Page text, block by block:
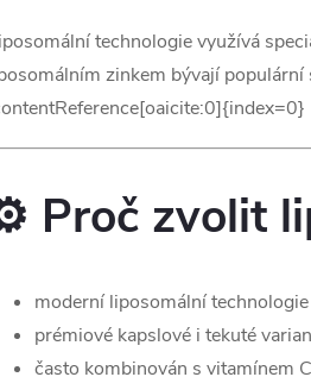
technologie využívá
zinkem bývají
Proč zvolit
moderní liposomální technologie
prémiové kapslové i tekuté
často kombinován s vitamínem C